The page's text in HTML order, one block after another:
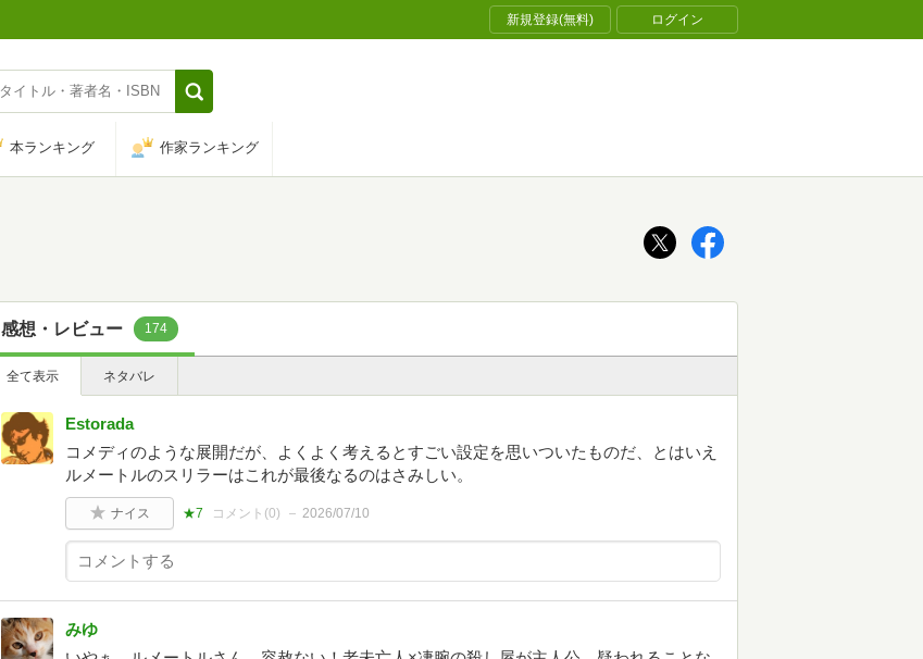
新規登録(無料) ログイン
本ランキング 作家ランキング
感想・レビュー 174
全て表示 ネタバレ
Estorada
コメディのような展開だが、よくよく考えるとすごい設定を思いついたものだ、とはいえ
ルメートルのスリラーはこれが最後なるのはさみしい。
ナイス ★7 コメント(0) 2026/07/10
みゆ